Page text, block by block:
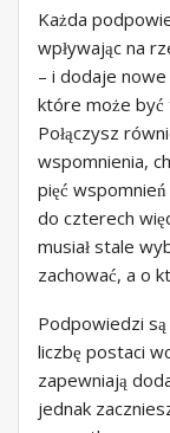
Każda
wpływając na
– i dodaje
które może być
Połączysz
wspomnienia,
pięć
do czterech
musiał stale
zachować, a o
Podpowiedzi
liczbę postaci
zapewniają
jednak